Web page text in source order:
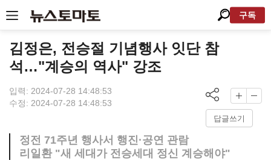
구독
김정은, 전승절 기념행사 잇단 참
석…"계승의 역사" 강조
입력: 2024-07-28 14:48:53
수정: 2024-07-28 14:48:53
답글쓰기
정전 71주년 행사서 행진·공연 관람
리일환 "새 세대가 전승세대 정신 계승해야"